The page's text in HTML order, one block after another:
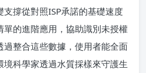
撐從對照ISP承諾的基礎速度
的進階應用，協助識別未授權
過整合這些數據，使用者能全面
科學家透過水質採樣來守護生